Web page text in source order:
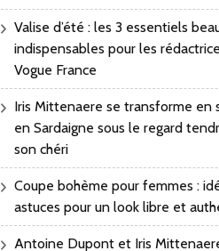
Valise d’été : les 3 essentiels
indispensables pour les
Vogue France
Iris Mittenaere se transforme en
en Sardaigne sous le regard
son chéri
Coupe bohème pour femmes :
astuces pour un look libre et
Antoine Dupont et Iris